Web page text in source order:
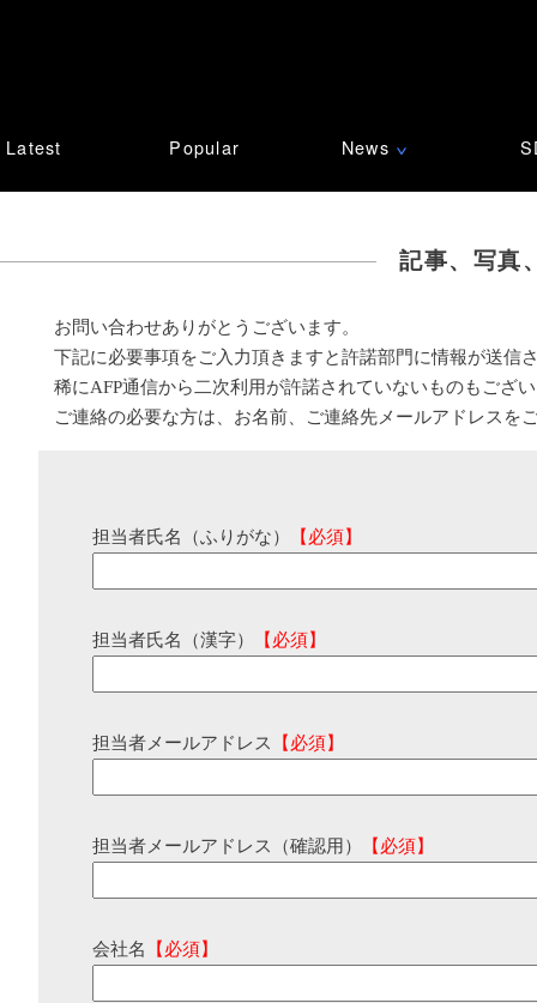
Latest Popular News ∨
記事、写真
お問い合わせありがとうございます。
下記に必要事項をご入力頂きますと許諾部門に情報が送信
稀にAFP通信から二次利用が許諾されていないものもござ
ご連絡の必要な方は、お名前、ご連絡先メールアドレスを
担当者氏名（ふりがな） 【必須】
担当者氏名（漢字） 【必須】
担当者メールアドレス 【必須】
担当者メールアドレス（確認用） 【必須】
会社名 【必須】